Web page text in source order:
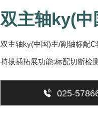
双主轴ky(中
双主轴ky(中国)主/副轴标配
持拔插拓展功能;标配切断检
 025-